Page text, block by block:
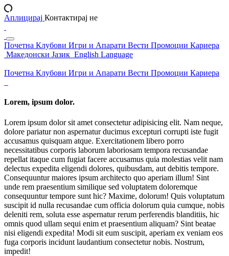
Аплицирај Контактирај не
Почетна Клубови Игри и Апарати Вести Промоции Кариера
Македонски Јазик English Language
Почетна Клубови Игри и Апарати Вести Промоции Кариера
Lorem, ipsum dolor.
Lorem ipsum dolor sit amet consectetur adipisicing elit. Nam neque,
dolore pariatur non aspernatur ducimus excepturi corrupti iste fugit
accusamus quisquam atque. Exercitationem libero porro
necessitatibus corporis laborum laboriosam tempora recusandae
repellat itaque cum fugiat facere accusamus quia molestias velit nam
delectus expedita eligendi dolores, quibusdam, aut debitis tempore.
Consequuntur maiores ipsum architecto quo aperiam illum! Sint
unde rem praesentium similique sed voluptatem doloremque
consequuntur tempore sunt hic? Maxime, dolorum! Quis voluptatum
suscipit id nulla recusandae cum officia dolorum quia cumque, nobis
deleniti rem, soluta esse aspernatur rerum perferendis blanditiis, hic
omnis quod ullam sequi enim et praesentium aliquam? Sint beatae
nisi eligendi expedita! Modi sit eum suscipit, aperiam ex veniam eos
fuga corporis incidunt laudantium consectetur nobis. Nostrum,
impedit!